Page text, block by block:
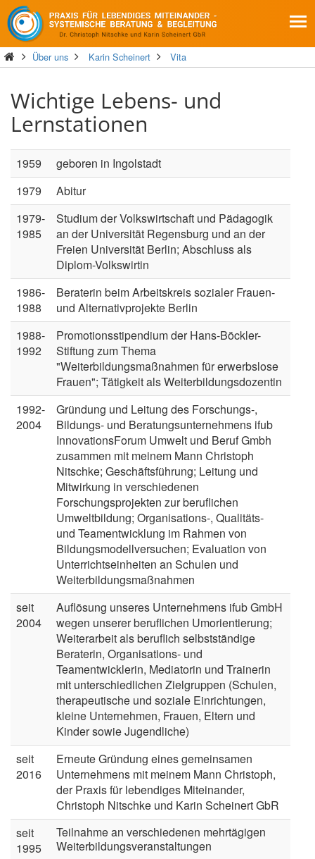
Über uns Karin Scheinert Vita
Wichtige Lebens- und
Lernstationen
1959
geboren in Ingolstadt
1979
Abitur
1979-
1985
Studium der Volkswirtschaft und Pädagogik
an der Universität Regensburg und an der
Freien Universität Berlin; Abschluss als
Diplom-Volkswirtin
1986-
1988
Beraterin beim Arbeitskreis sozialer Frauen-
und Alternativprojekte Berlin
1988-
1992
Promotionsstipendium der Hans-Böckler-
Stiftung zum Thema
"Weiterbildungsmaßnahmen für erwerbslose
Frauen"; Tätigkeit als Weiterbildungsdozentin
1992-
2004
Gründung und Leitung des Forschungs-,
Bildungs- und Beratungsunternehmens ifub
InnovationsForum Umwelt und Beruf Gmbh
zusammen mit meinem Mann Christoph
Nitschke; Geschäftsführung; Leitung und
Mitwirkung in verschiedenen
Forschungsprojekten zur beruflichen
Umweltbildung; Organisations-, Qualitäts-
und Teamentwicklung im Rahmen von
Bildungsmodellversuchen; Evaluation von
Unterrichtseinheiten an Schulen und
Weiterbildungsmaßnahmen
seit
2004
Auflösung unseres Unternehmens ifub GmbH
wegen unserer beruflichen Umorientierung;
Weiterarbeit als beruflich selbstständige
Beraterin, Organisations- und
Teamentwicklerin, Mediatorin und Trainerin
mit unterschiedlichen Zielgruppen (Schulen,
therapeutische und soziale Einrichtungen,
kleine Unternehmen, Frauen, Eltern und
Kinder sowie Jugendliche)
seit
2016
Erneute Gründung eines gemeinsamen
Unternehmens mit meinem Mann Christoph,
der Praxis für lebendiges Miteinander,
Christoph Nitschke und Karin Scheinert GbR
seit
1995
Teilnahme an verschiedenen mehrtägigen
Weiterbildungsveranstaltungen